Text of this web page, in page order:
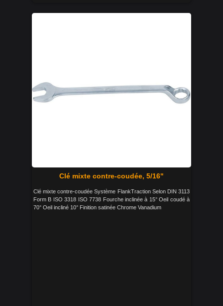
Clé mixte contre-coudée, 5/16"
Clé mixte contre-coudée Système FlankTraction Selon DIN 3113
Form B ISO 3318 ISO 7738 Fourche inclinée à 15° Oeil coudé à
70° Oeil incliné 10° Finition satinée Chrome Vanadium